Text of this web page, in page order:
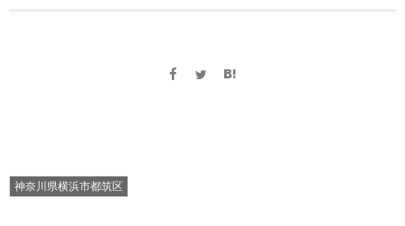
神奈川県横浜市都筑区